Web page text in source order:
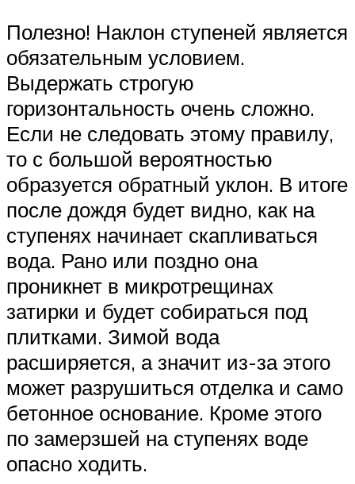
Полезно! Наклон ступеней является
обязательным условием.
Выдержать строгую
горизонтальность очень сложно.
Если не следовать этому правилу,
то с большой вероятностью
образуется обратный уклон. В итоге
после дождя будет видно, как на
ступенях начинает скапливаться
вода. Рано или поздно она
проникнет в микротрещинах
затирки и будет собираться под
плитками. Зимой вода
расширяется, а значит из-за этого
может разрушиться отделка и само
бетонное основание. Кроме этого
по замерзшей на ступенях воде
опасно ходить.